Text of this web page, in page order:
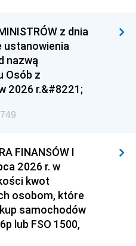
z dnia
ustanowienia
nazwą
Osób z
2026 r.&#8221;
FINANSÓW I
2026 r. w
kwot
osobom, które
samochodów
lub FSO 1500,